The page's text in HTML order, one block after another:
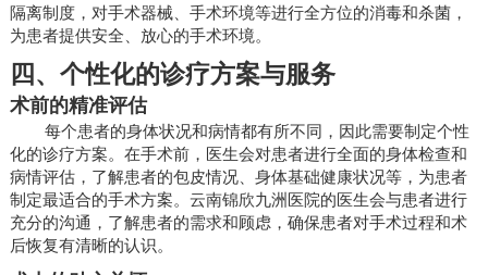
隔离制度，对手术器械、手术环境等进行全方位的消毒和杀菌，
为患者提供安全、放心的手术环境。
四、个性化的诊疗方案与服务
术前的精准评估
每个患者的身体状况和病情都有所不同，因此需要制定个性
化的诊疗方案。在手术前，医生会对患者进行全面的身体检查和
病情评估，了解患者的包皮情况、身体基础健康状况等，为患者
制定最适合的手术方案。云南锦欣九洲医院的医生会与患者进行
充分的沟通，了解患者的需求和顾虑，确保患者对手术过程和术
后恢复有清晰的认识。